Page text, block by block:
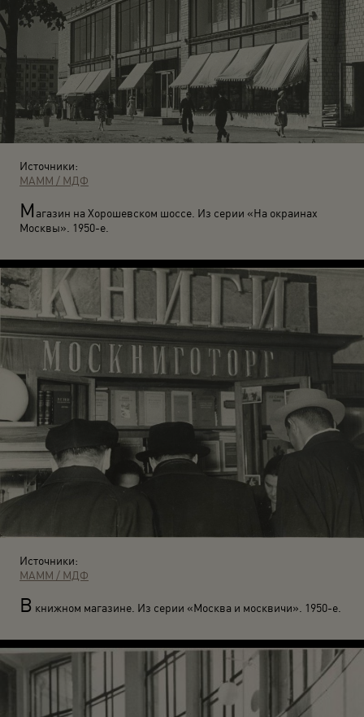
Источники:
МАММ / МДФ
М агазин на Хорошевском шоссе. Из серии «На окраинах
Москвы». 1950-е.
Источники:
МАММ / МДФ
В книжном магазине. Из серии «Москва и москвичи». 1950-е.